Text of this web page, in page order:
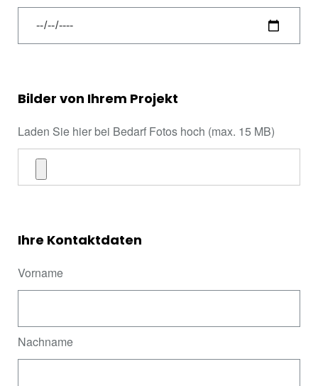
Bilder von Ihrem Projekt
Laden Sie hier bei Bedarf Fotos hoch (max. 15 MB)
Ihre Kontaktdaten
Vorname
Nachname